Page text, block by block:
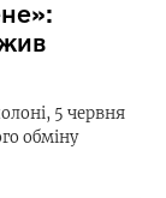
5 червня
обміну